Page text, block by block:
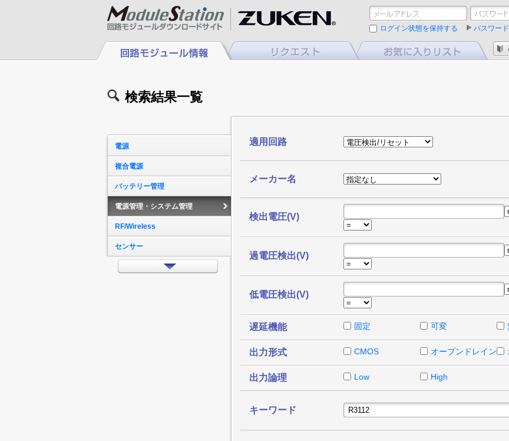
ログイン状態を保持する パスワー
検索結果一覧
電源
複合電源
バッテリー管理
電源管理・システム管理
RF/Wireless
センサー
インターフェイス
適用回路
メーカー名
検出電圧(V)
過電圧検出(V)
低電圧検出(V)
遅延機能 固定 可変
出力形式 CMOS オープンドレイン
出力論理 Low High
キーワード